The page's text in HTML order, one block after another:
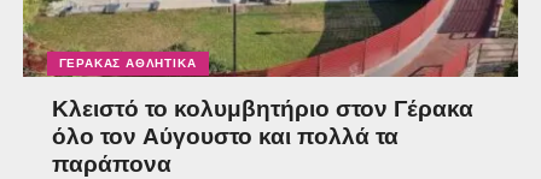
ΓΈΡΑΚΑΣ ΑΘΛΗΤΙΚΆ
Κλειστό το κολυμβητήριο στον Γέρακα
όλο τον Αύγουστο και πολλά τα
παράπονα